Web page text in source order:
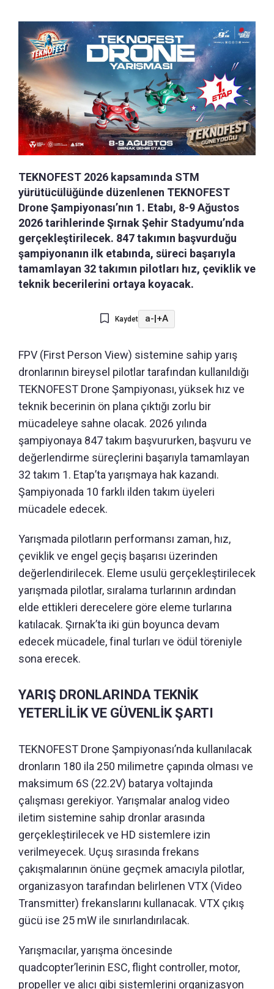
TEKNOFEST 2026 kapsamında STM
yürütücülüğünde düzenlenen TEKNOFEST
Drone Şampiyonası’nın 1. Etabı, 8-9 Ağustos
2026 tarihlerinde Şırnak Şehir Stadyumu’nda
gerçekleştirilecek. 847 takımın başvurduğu
şampiyonanın ilk etabında, süreci başarıyla
tamamlayan 32 takımın pilotları hız, çeviklik ve
teknik becerilerini ortaya koyacak.
Kaydet a-|+A
FPV (First Person View) sistemine sahip yarış
dronlarının bireysel pilotlar tarafından kullanıldığı
TEKNOFEST Drone Şampiyonası, yüksek hız ve
teknik becerinin ön plana çıktığı zorlu bir
mücadeleye sahne olacak. 2026 yılında
şampiyonaya 847 takım başvururken, başvuru ve
değerlendirme süreçlerini başarıyla tamamlayan
32 takım 1. Etap’ta yarışmaya hak kazandı.
Şampiyonada 10 farklı ilden takım üyeleri
mücadele edecek.
Yarışmada pilotların performansı zaman, hız,
çeviklik ve engel geçiş başarısı üzerinden
değerlendirilecek. Eleme usulü gerçekleştirilecek
yarışmada pilotlar, sıralama turlarının ardından
elde ettikleri derecelere göre eleme turlarına
katılacak. Şırnak’ta iki gün boyunca devam
edecek mücadele, final turları ve ödül töreniyle
sona erecek.
YARIŞ DRONLARINDA TEKNİK
YETERLİLİK VE GÜVENLİK ŞARTI
TEKNOFEST Drone Şampiyonası’nda kullanılacak
dronların 180 ila 250 milimetre çapında olması ve
maksimum 6S (22.2V) batarya voltajında
çalışması gerekiyor. Yarışmalar analog video
iletim sistemine sahip dronlar arasında
gerçekleştirilecek ve HD sistemlere izin
verilmeyecek. Uçuş sırasında frekans
çakışmalarının önüne geçmek amacıyla pilotlar,
organizasyon tarafından belirlenen VTX (Video
Transmitter) frekanslarını kullanacak. VTX çıkış
gücü ise 25 mW ile sınırlandırılacak.
Yarışmacılar, yarışma öncesinde
quadcopter’lerinin ESC, flight controller, motor,
propeller ve alıcı gibi sistemlerini organizasyon